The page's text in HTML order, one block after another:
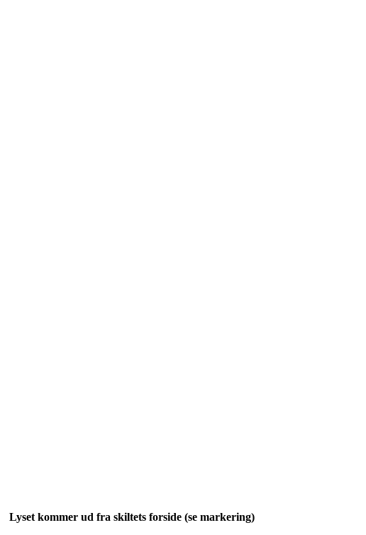
Lyset kommer ud fra skiltets forside (se markering)